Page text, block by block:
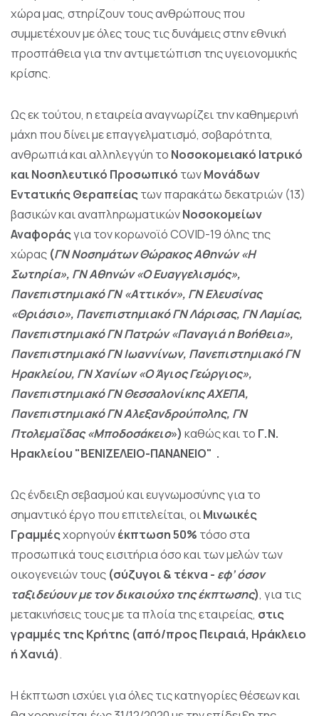
χώρα μας, στηρίζουν τους ανθρώπους που
συμμετέχουν με όλες τους τις δυνάμεις στην εθνική
προσπάθεια για την αντιμετώπιση της υγειονομικής
κρίσης.
Ως εκ τούτου, η εταιρεία αναγνωρίζει την καθημερινή
μάχη που δίνει με επαγγελματισμό, σοβαρότητα,
ανθρωπιά και αλληλεγγύη το Νοσοκομειακό Ιατρικό
και Νοσηλευτικό Προσωπικό τωνΜονάδων
Εντατικής Θεραπείαςτων παρακάτω δεκατριών (13)
βασικών και αναπληρωματικώνΝοσοκομείων
Αναφοράςγια τον κορωνοϊό COVID-19 όλης της
χώρας (ΓΝ Νοσημάτων Θώρακος Αθηνών «Η
Σωτηρία», ΓΝ Αθηνών «Ο Ευαγγελισμός»,
Πανεπιστημιακό ΓΝ «Αττικόν», ΓΝ Ελευσίνας
«Θριάσιο», Πανεπιστημιακό ΓΝ Λάρισας, ΓΝ Λαμίας,
Πανεπιστημιακό ΓΝ Πατρών «Παναγιά η Βοήθεια»,
Πανεπιστημιακό ΓΝ Ιωαννίνων, Πανεπιστημιακό ΓΝ
Ηρακλείου, ΓΝ Χανίων «Ο Άγιος Γεώργιος»,
Πανεπιστημιακό ΓΝ Θεσσαλονίκης ΑΧΕΠΑ,
Πανεπιστημιακό ΓΝ Αλεξανδρούπολης, ΓΝ
Πτολεμαΐδας «Μποδοσάκειο») καθώς και το Γ.Ν.
Ηρακλείου "ΒΕΝΙΖΕΛΕΙΟ-ΠΑΝΑΝΕΙΟ" .
Ως ένδειξη σεβασμού και ευγνωμοσύνης για το
σημαντικό έργο που επιτελείται, οιΜινωικές
Γραμμέςχορηγούνέκπτωση 50% τόσο στα
προσωπικά τους εισιτήρια όσο και των μελών των
οικογενειών τους (σύζυγοι & τέκνα - εφ’ όσον
ταξιδεύουν με τον δικαιούχο τηςέκπτωσης), για τις
μετακινήσεις τους με τα πλοία της εταιρείας, στις
γραμμέςτης Κρήτης (από/προς Πειραιά, Ηράκλειο
ή Χανιά).
Η έκπτωση ισχύει για όλες τις κατηγορίες θέσεων και